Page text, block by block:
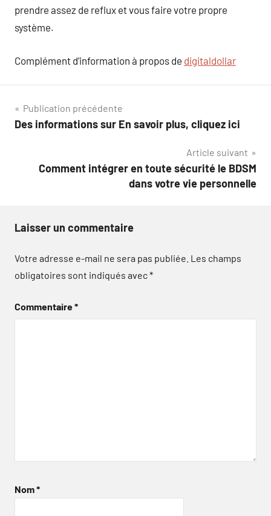
prendre assez de reflux et vous faire votre propre
système.
Complément d’information à propos de digitaldollar
Navigation
de
Publication précédente
Des informations sur En savoir plus, cliquez ici
Article suivant
Comment intégrer en toute sécurité le BDSM
dans votre vie personnelle
Laisser un commentaire
Votre adresse e-mail ne sera pas publiée. Les champs
obligatoires sont indiqués avec*
Commentaire*
Nom*